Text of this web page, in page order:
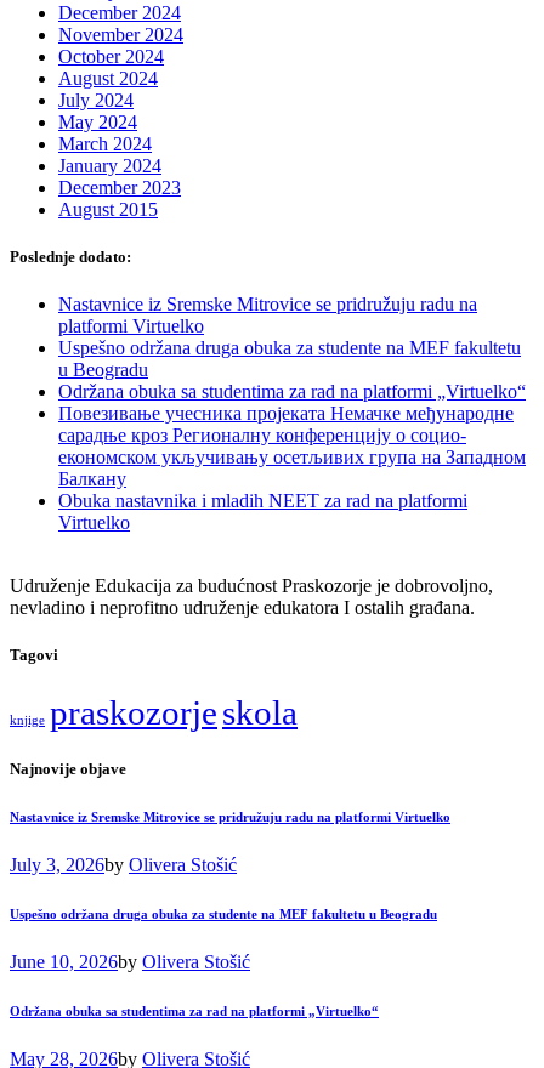
December 2024
November 2024
October 2024
August 2024
July 2024
May 2024
March 2024
January 2024
December 2023
August 2015
Poslednje dodato:
Nastavnice iz Sremske Mitrovice se pridružuju radu na
platformi Virtuelko
Uspešno održana druga obuka za studente na MEF fakultetu
u Beogradu
Održana obuka sa studentima za rad na platformi „Virtuelko“
Повезивање учесника пројеката Немачке међународне
сарадње кроз Регионалну конференцију о социо-
економском укључивању осетљивих група на Западном
Балкану
Obuka nastavnika i mladih NEET za rad na platformi
Virtuelko
Udruženje Edukacija za budućnost Praskozorje je dobrovoljno,
nevladino i neprofitno udruženje edukatora I ostalih građana.
Tagovi
knjige praskozorjeskola
Najnovije objave
Nastavnice iz Sremske Mitrovice se pridružuju radu na platformi Virtuelko
July 3, 2026by Olivera Stošić
Uspešno održana druga obuka za studente na MEF fakultetu u Beogradu
June 10, 2026by Olivera Stošić
Održana obuka sa studentima za rad na platformi „Virtuelko“
May 28, 2026by Olivera Stošić